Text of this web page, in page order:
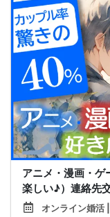
アニメ・漫画・ゲ
楽しい♪）連絡先
オンライン婚